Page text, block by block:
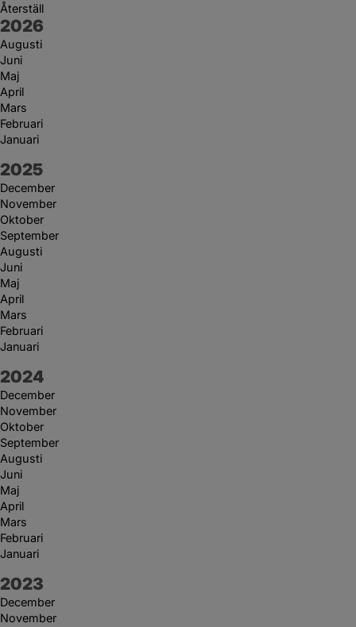
Återställ
År:
2026
Augusti
Juni
Maj
April
Mars
Februari
Januari
År:
2025
December
November
Oktober
September
Augusti
Juni
Maj
April
Mars
Februari
Januari
År:
2024
December
November
Oktober
September
Augusti
Juni
Maj
April
Mars
Februari
Januari
År:
2023
December
November